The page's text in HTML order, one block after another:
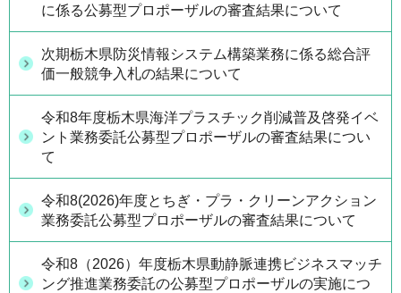
に係る公募型プロポーザルの審査結果について
次期栃木県防災情報システム構築業務に係る総合評
価一般競争入札の結果について
令和8年度栃木県海洋プラスチック削減普及啓発イベ
ント業務委託公募型プロポーザルの審査結果につい
て
令和8(2026)年度とちぎ・プラ・クリーンアクション
業務委託公募型プロポーザルの審査結果について
令和8（2026）年度栃木県動静脈連携ビジネスマッチ
ング推進業務委託の公募型プロポーザルの実施につ